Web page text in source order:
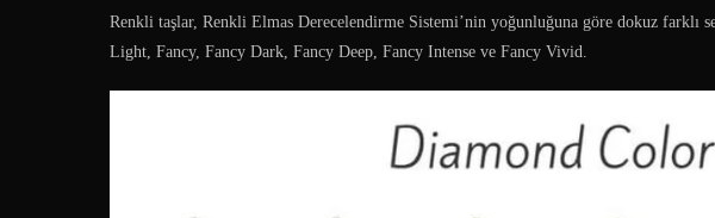
Renkli taşlar, Renkli Elmas Derecelendirme Sistemi’nin yoğunluğuna göre dokuz farklı
Light, Fancy, Fancy Dark, Fancy Deep, Fancy Intense ve Fancy Vivid.